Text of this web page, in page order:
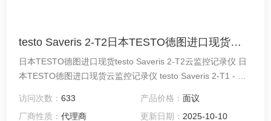
testo Saveris 2-T2日本TESTO德图进口现货云监控记录仪
日本TESTO德图进口现货testo Saveris 2-T2云监控记录仪 日
本TESTO德图进口现货云监控记录仪 testo Saveris 2-T1 - 云
访问次数：633 产品价格： 面议
厂商性质：代理商 更新日期： 2025-10-10